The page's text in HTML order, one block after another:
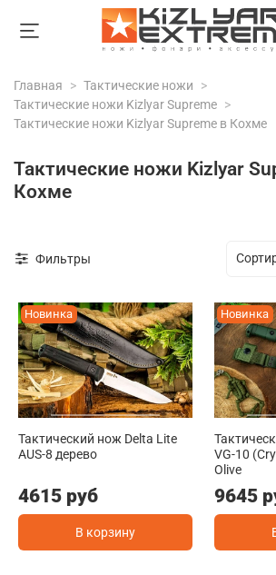
Главная
Тактические ножи
Тактические ножи Kizlyar Supreme
Тактические ножи Kizlyar Supreme в Кохме
Тактические ножи Kizlyar
Кохме
Фильтры
Новинка
Тактический нож Delta Lite
AUS-8 дерево
4615 руб
В корзину
Новинка
VG-10
Olive
9645